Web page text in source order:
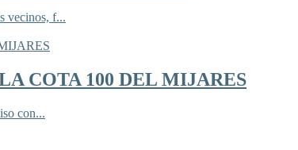
vecinos, f...
COTA 100 DEL MIJARES
con...